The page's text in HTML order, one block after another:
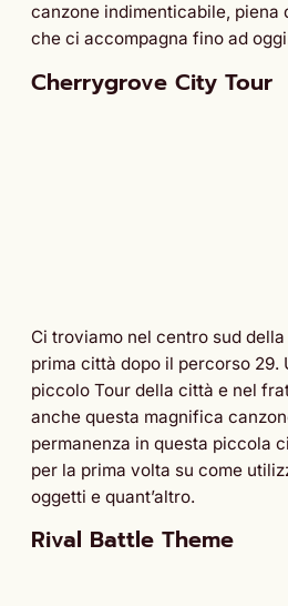
canzone indimenticabile, piena
che ci accompagna fino ad
Cherrygrove City Tour
Ci troviamo nel centro sud
prima città dopo il percorso 29.
piccolo Tour della città e nel
anche questa magnifica
permanenza in questa piccola
per la prima volta su come
oggetti e quant’altro.
Rival Battle Theme